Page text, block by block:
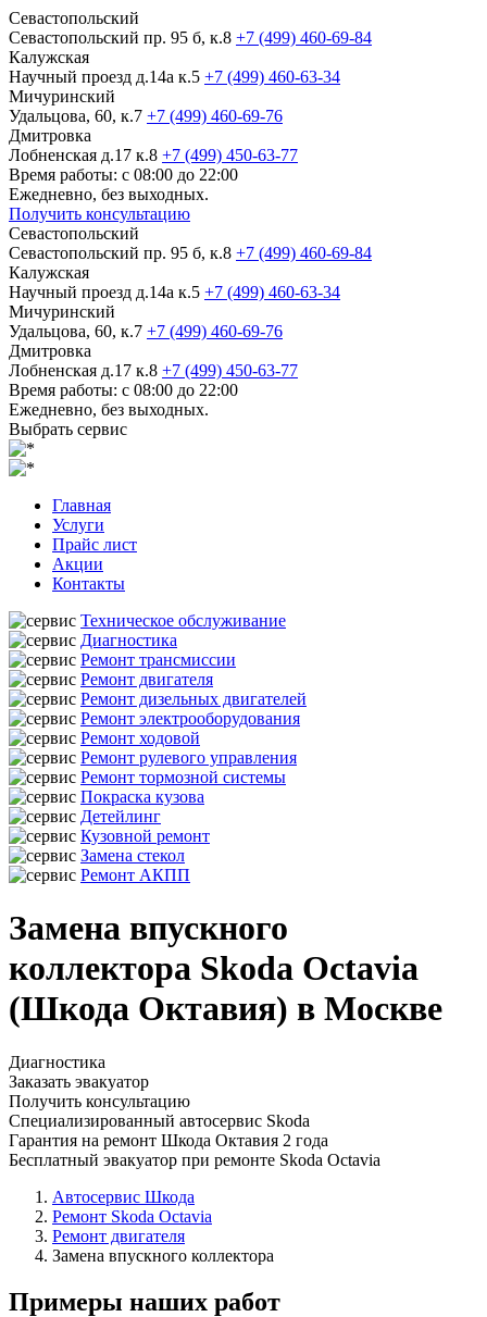
Севастопольский
Севастопольский пр. 95 б, к.8 +7 (499) 460-69-84
Калужская
Научный проезд д.14а к.5 +7 (499) 460-63-34
Мичуринский
Удальцова, 60, к.7 +7 (499) 460-69-76
Дмитровка
Лобненская д.17 к.8 +7 (499) 450-63-77
Время работы: с 08:00 до 22:00
Ежедневно, без выходных.
Получить консультацию
Севастопольский
Севастопольский пр. 95 б, к.8 +7 (499) 460-69-84
Калужская
Научный проезд д.14а к.5 +7 (499) 460-63-34
Мичуринский
Удальцова, 60, к.7 +7 (499) 460-69-76
Дмитровка
Лобненская д.17 к.8 +7 (499) 450-63-77
Время работы: с 08:00 до 22:00
Ежедневно, без выходных.
Выбрать сервис
Главная
Услуги
Прайс лист
Акции
Контакты
Техническое обслуживание
Диагностика
Ремонт трансмиссии
Ремонт двигателя
Ремонт дизельных двигателей
Ремонт электрооборудования
Ремонт ходовой
Ремонт рулевого управления
Ремонт тормозной системы
Покраска кузова
Детейлинг
Кузовной ремонт
Замена стекол
Ремонт АКПП
Замена впускного
коллектора Skoda Octavia
(Шкода Октавия) в Москве
Диагностика
Заказать эвакуатор
Получить консультацию
Специализированный автосервис Skoda
Гарантия на ремонт Шкода Октавия 2 года
Бесплатный эвакуатор при ремонте Skoda Octavia
Автосервис Шкода
Ремонт Skoda Octavia
Ремонт двигателя
Замена впускного коллектора
Примеры наших работ